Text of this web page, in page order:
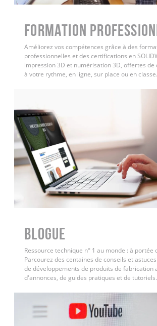
FORMATION
Améliorez vos compétences grâce à des
professionnelles et des certifications en
impression 3D et numérisation 3D, offertes de
à votre rythme, en ligne, sur place ou en classe.
BLOGUE
Ressource technique n° 1 au monde : à portée
Parcourez des centaines de conseils et astuces
de développements de produits de fabrication
d'annonces, de guides pratiques et de tutoriels.